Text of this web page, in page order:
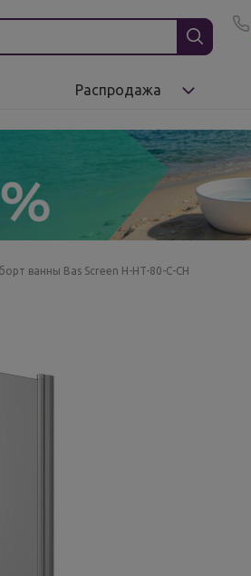
Распродажа
ванны Bas Screen H-HT-80-C-CH